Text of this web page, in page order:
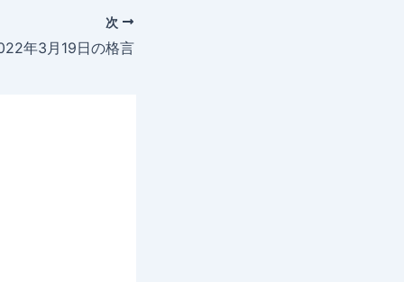
次
年3月19日の格言